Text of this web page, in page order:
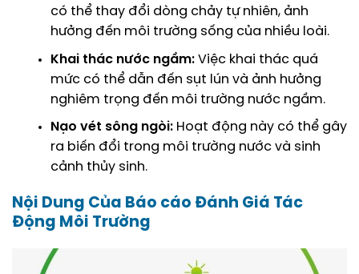
có thể thay đổi dòng chảy tự nhiên, ảnh
hưởng đến môi trường sống của nhiều loài.
Khai thác nước ngầm: Việc khai thác quá
mức có thể dẫn đến sụt lún và ảnh hưởng
nghiêm trọng đến môi trường nước ngầm.
Nạo vét sông ngòi: Hoạt động này có thể gây
ra biến đổi trong môi trường nước và sinh
cảnh thủy sinh.
Nội Dung Của Báo cáo Đánh Giá Tác
Động Môi Trường